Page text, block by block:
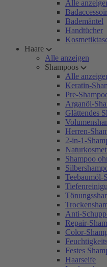
Alle
Bademäntel
Handtücher
Haare
Alle anzeigen
Shampoos
Alle
Keratin-
Pre-
Arganöl-
Glättendes
Herren-
2-in-1-
Shampoo
Teebaumöl-
Anti-
Repair-
Color-
Festes
Haarseife